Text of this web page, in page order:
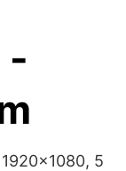
-
5